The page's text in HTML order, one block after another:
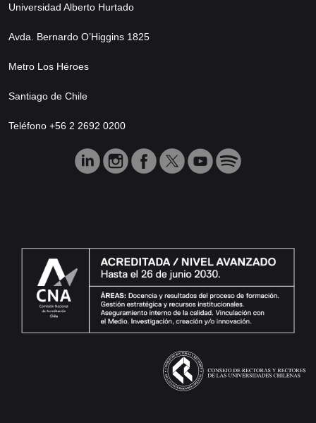
Universidad Alberto Hurtado
Avda. Bernardo O’Higgins 1825
Metro Los Héroes
Santiago de Chile
Teléfono +56 2 2692 0200